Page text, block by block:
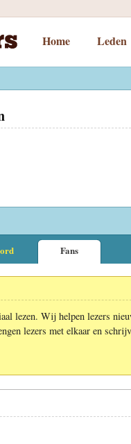
Home Leden
Fans
lezen. Wij helpen lezers
lezers met elkaar en